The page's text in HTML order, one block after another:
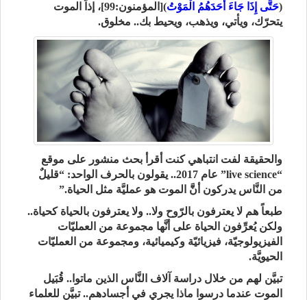
(حَتَّى إِذَا جَاءَ أَحَدَهُمُ الْمَوْتُ
)[المؤمنون:99]، إذاً الموت
يتحرّك، ويأتي، ويذهب، ويحيط بك.. مخلوق.
والحقيقة لفت انتباهي كنت أقرأ بحث منشور على موقع
“live science” عام 2017.. يقولون بالحرف الواحد: “قليلٌ
من النَّاس يدركون أنَّّ الموت هو عمليَّة مثل الحياة.”
طبعاً هم لا يعترفون بالرّوح ولا.. ولا يعترفون بالحياة كحياة..
ولكن يُعرِّفون الحياة على أنَّها مجموعة من العمليّات
الفيزيولوجيّة، فيزيائيّة وكيميائية، ومجموعة من العمليّات
الحيويَّة.
تبيَّن لهم من خلال دراسة آلاف النَّاس الذين ماتوا.. قُبَيل
الموت عندما درسوا ماذا يجري في أجسادهم.. تبيَّن للعلماء